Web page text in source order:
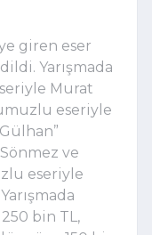
giren eser
Yarışmada
Murat
eseriyle
ve
eseriyle
bin TL,